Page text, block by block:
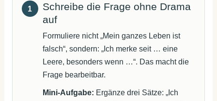
Schreibe die Frage ohne Drama
auf
Formuliere nicht „Mein ganzes Leben ist
falsch“, sondern: „Ich merke seit … eine
Leere, besonders wenn …“. Das macht die
Frage bearbeitbar.
Mini-Aufgabe: Ergänze drei Sätze: „Ich